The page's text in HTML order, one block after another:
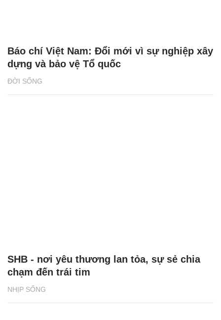
ĐỜI SỐNG
Báo chí Việt Nam: Đổi mới vì sự nghiệp xây
dựng và bảo vệ Tổ quốc
NHỊP SỐNG
SHB - nơi yêu thương lan tỏa, sự sẻ chia
chạm đến trái tim